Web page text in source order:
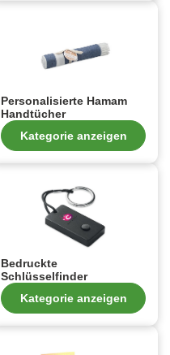
Personalisierte Hamam
Handtücher
Kategorie anzeigen
Bedruckte
Schlüsselfinder
Kategorie anzeigen